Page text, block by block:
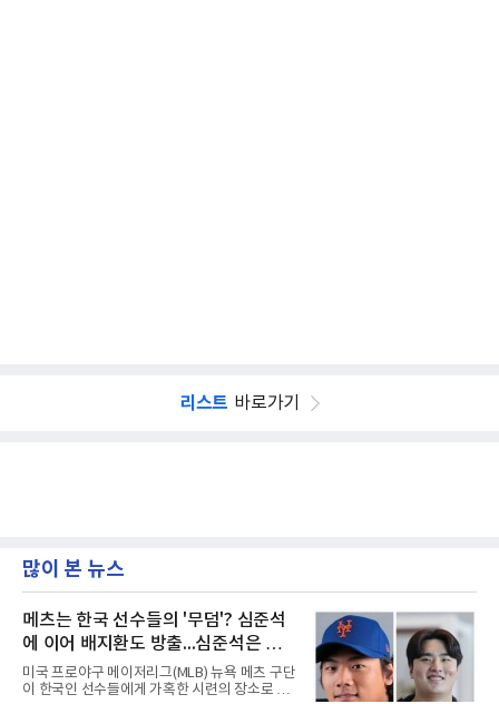
리스트 바로가기
많이 본 뉴스
메츠는 한국 선수들의 '무덤'? 심준석
에 이어 배지환도 방출...심준석은 이
미 귀국, 배지환은 미국 잔류할 듯
미국 프로야구 메이저리그(MLB) 뉴욕 메츠 구단
이 한국인 선수들에게 가혹한 시련의 장소로 전